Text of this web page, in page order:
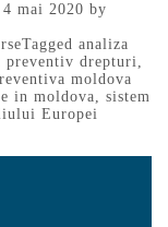
mai 2020 by
Tagged analiza
preventiv drepturi,
moldova
in moldova, sistem
Europei